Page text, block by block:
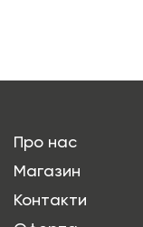
Про нас
Магазин
Контакти